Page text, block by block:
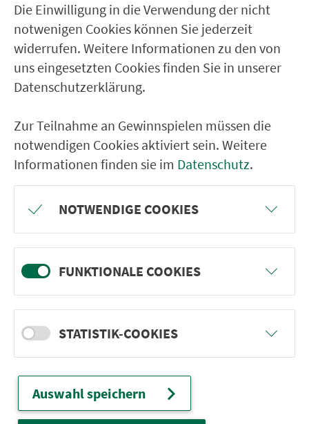
Meschenbach Weißenbrunner Str.
Weißenbrunn am Forst
Untersiemau Weißenbrunner Str.
Birkach am Forst
Obersiemau Birkacher Str.
Obersiemau CO 28
Ver­kehrs­ver­bund Groß­raum
Nürn­berg
22.000 Qua­drat­ki­lo­me­ter. 130 Ver­kehrs­un­
ter­neh­men. 1.100 Linien. Eine Fahr­kar­te.
Abfahrten
Die Einwilligung in die Verwendung der nicht
notwenigen Cookies können Sie jederzeit
widerrufen. Weitere Informationen zu den von
uns eingesetzten Cookies finden Sie in unserer
Datenschutzerklärung.
Zur Teilnahme an Gewinnspielen müssen die
notwendigen Cookies aktiviert sein. Weitere
Informationen finden sie im Datenschutz.
NOTWENDIGE COOKIES
FUNKTIONALE COOKIES
STATISTIK-COOKIES
Auswahl speichern